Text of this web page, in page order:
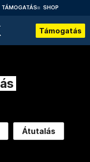
TÁMOGATÁS SHOP
Támogatás
Átutalás